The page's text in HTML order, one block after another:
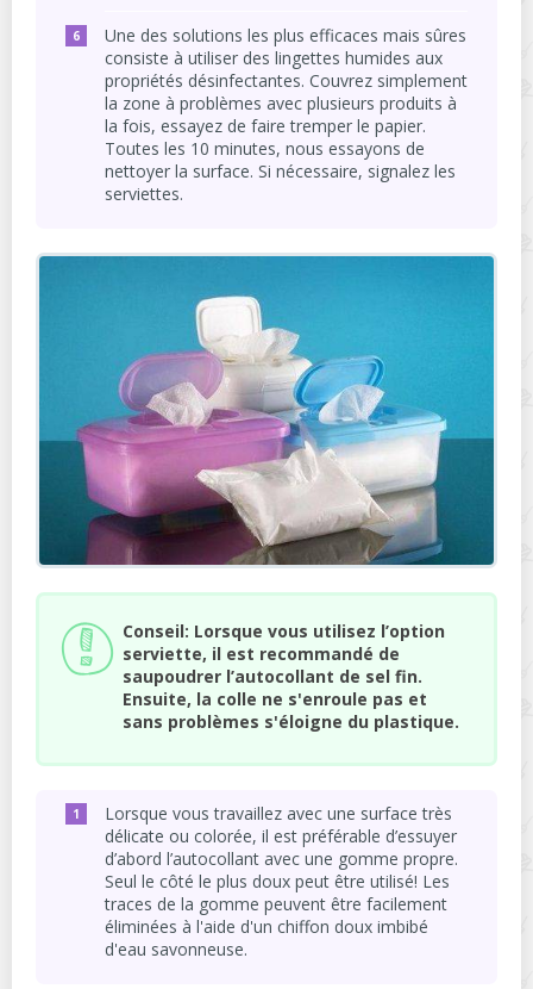
Une des solutions les plus efficaces mais sûres
consiste à utiliser des lingettes humides aux
propriétés désinfectantes. Couvrez simplement
la zone à problèmes avec plusieurs produits à
la fois, essayez de faire tremper le papier.
Toutes les 10 minutes, nous essayons de
nettoyer la surface. Si nécessaire, signalez les
serviettes.
Conseil: Lorsque vous utilisez l’option
serviette, il est recommandé de
saupoudrer l’autocollant de sel fin.
Ensuite, la colle ne s'enroule pas et
sans problèmes s'éloigne du plastique.
Lorsque vous travaillez avec une surface très
délicate ou colorée, il est préférable d’essuyer
d’abord l’autocollant avec une gomme propre.
Seul le côté le plus doux peut être utilisé! Les
traces de la gomme peuvent être facilement
éliminées à l'aide d'un chiffon doux imbibé
d'eau savonneuse.